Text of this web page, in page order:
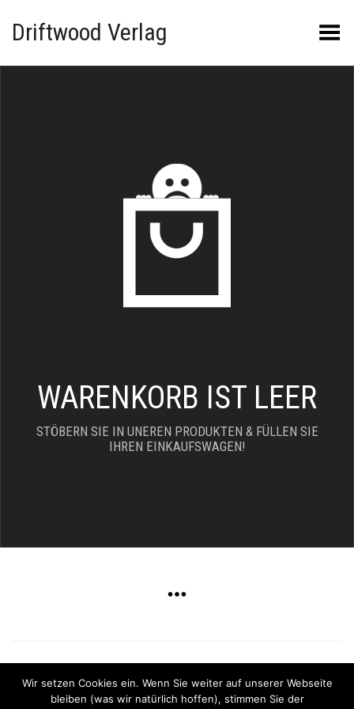
Driftwood Verlag Menü umschalten
WARENKORB IST LEER
STÖBERN SIE IN UNEREN PRODUKTEN & FÜLLEN SIE
IHREN EINKAUFSWAGEN!
Copyright 2025 - Driftwood Verlag |Impressum|
Datenschutzerklärung
Wir setzen Cookies ein. Wenn Sie weiter auf unserer Webseite
bleiben (was wir natürlich hoffen), stimmen Sie der